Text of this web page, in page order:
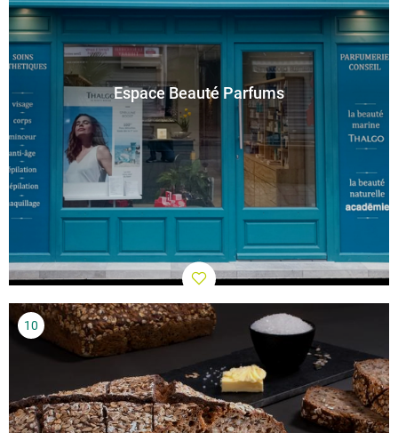
Espace Beauté Parfums